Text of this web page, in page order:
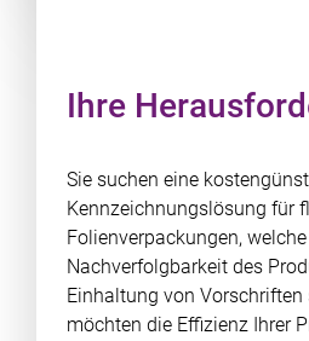
Ihre
Sie suchen eine
Kennzeichnungslösung für
Folienverpackungen,
Nachverfolgbarkeit des
Einhaltung von Vorschriften
möchten die Effizienz Ihrer